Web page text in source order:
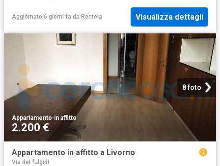
Aggiornato 6 giorni fa da Rentola Visualizza dettagli
8 foto
Appartamento·in affitto
2.200 €
Appartamento in affitto a Livorno
Via dei fulgidi